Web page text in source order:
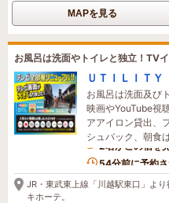
MAPを見る
お風呂は洗面やトイレと独立！TV
ＵＴＩＬＩＴ
お風呂は洗面及び
映画やYouTube視
アアイロン貸出、
シュバック、朝食
2名がこの宿を
54分前に予約
JR・東武東上線「川越駅東口」よ
キホーテ。